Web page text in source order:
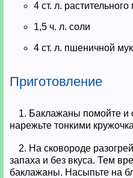
4 ст. л.
1,5 ч. л. соли
4 ст. л. пшеничной
Приготовление
1. Баклажаны помойте и
нарежьте тонкими
2. На сковороде
запаха и без вкуса. Тем
баклажаны. Насыпьте на